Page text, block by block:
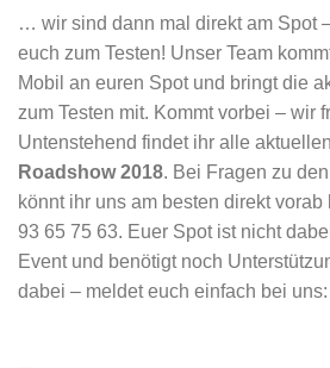
… wir sind dann mal direkt am Spot
euch zum Testen! Unser Team
Mobil an euren Spot und bringt die
zum Testen mit. Kommt vorbei – wir
Untenstehend findet ihr alle
Roadshow 2018. Bei Fragen zu
könnt ihr uns am besten direkt
93 65 75 63. Euer Spot ist nicht
Event und benötigt noch
dabei – meldet euch einfach bei uns: